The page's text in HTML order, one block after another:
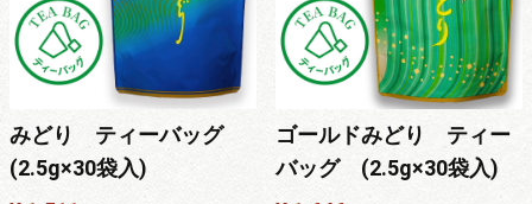
みどり ティーバッグ
(2.5g×30袋入)
ゴールドみどり ティー
バッグ (2.5g×30袋入)